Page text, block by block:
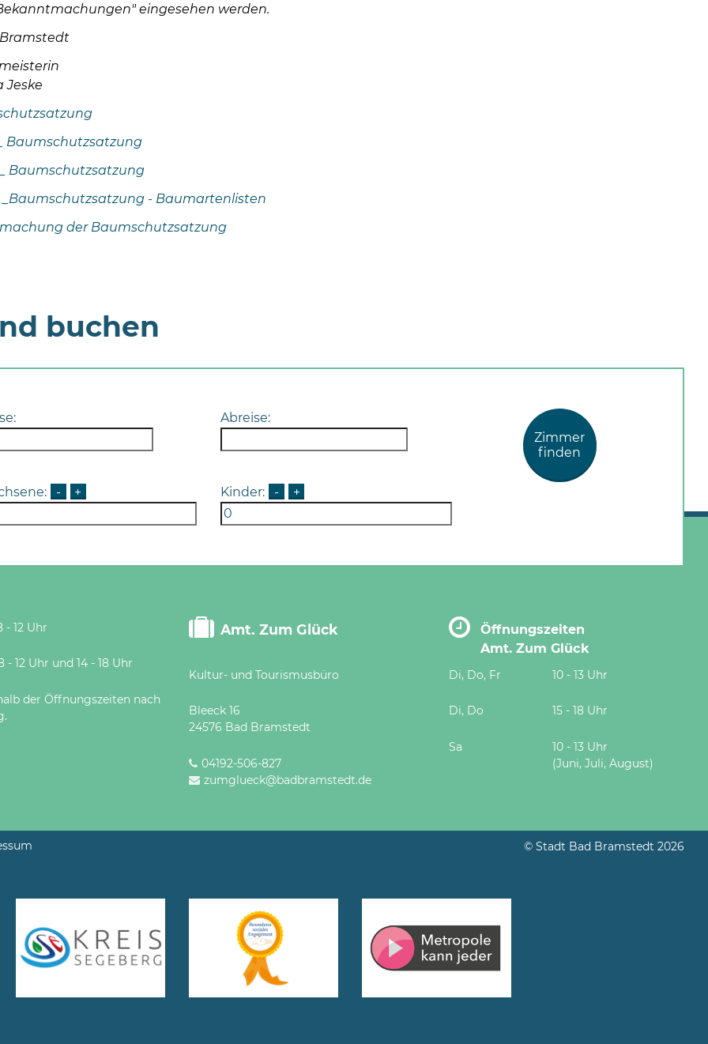
eingesehen werden.
Jeske
Baumschutzsatzung
Baumschutzsatzung
_Baumschutzsatzung - Baumartenlisten
der Baumschutzsatzung
buchen
Abreise:
- + Kinder: - +
Zimmer
finden
- 12 Uhr
und 14 - 18 Uhr
der Öffnungszeiten nach
Amt. Zum Glück
Kultur- und Tourismusbüro
Bleeck 16
24576 Bad Bramstedt
04192-506-827
zumglueck@badbramstedt.de
Öffnungszeiten
Amt. Zum Glück
Di, Do, Fr 10 - 13 Uhr
Di, Do 15 - 18 Uhr
Sa
10 - 13 Uhr
(Juni, Juli, August)
© Stadt Bad Bramstedt 2026